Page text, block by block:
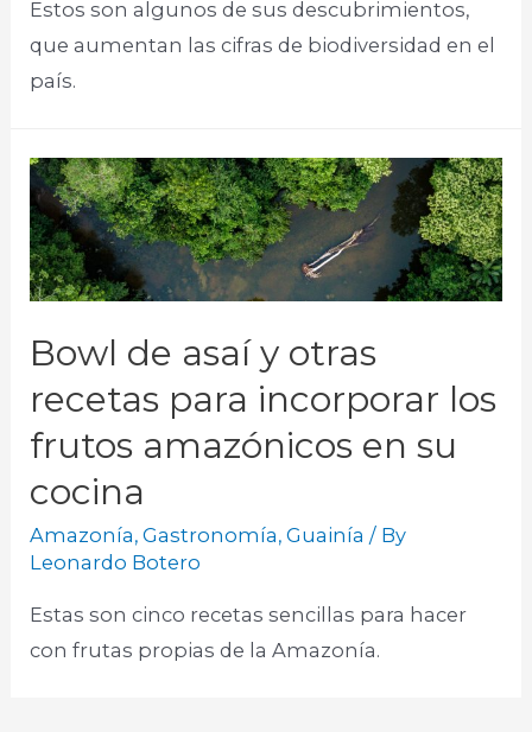
Estos son algunos de sus descubrimientos,
que aumentan las cifras de biodiversidad en el
país.
Bowl de asaí y otras
recetas para incorporar los
frutos amazónicos en su
cocina
Amazonía,Gastronomía,Guainía / By
Leonardo Botero
Estas son cinco recetas sencillas para hacer
con frutas propias de la Amazonía.